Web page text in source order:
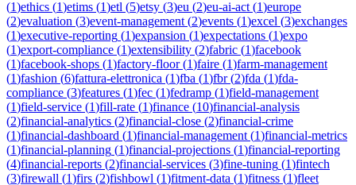
(1)ethics (1)etims (1)etl (5)etsy (3)eu (2)eu-ai-act (1)europe
(2)evaluation (3)event-management (2)events (1)excel (3)exchanges
(1)executive-reporting (1)expansion (1)expectations (1)expo
(1)export-compliance (1)extensibility (2)fabric (1)facebook
(1)facebook-shops (1)factory-floor(1)faire (1)farm-management
(1)fashion (6)fattura-elettronica (1)fba (1)fbr(2)fda (1)fda-
compliance (3)features (1)fec (1)fedramp (1)field-management
(1)field-service (1)fill-rate (1)finance (10)financial-analysis
(2)financial-analytics (2)financial-close (2)financial-crime
(1)financial-dashboard (1)financial-management (1)financial-metrics
(1)financial-planning (1)financial-projections (1)financial-reporting
(4)financial-reports (2)financial-services (3)fine-tuning (1)fintech
(3)firewall (1)firs (2)fishbowl (1)fitment-data (1)fitness (1)fleet